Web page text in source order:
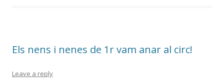
Els nens i nenes de 1r vam anar al circ!
Leave a reply